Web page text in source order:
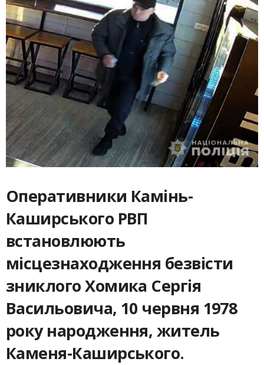
Оперативники Камінь-
Каширського РВП
встановлюють
місцезнаходження безвісти
зниклого Хомика Сергія
Васильовича, 10 червня 1978
року народження, житель
Каменя-Каширського.